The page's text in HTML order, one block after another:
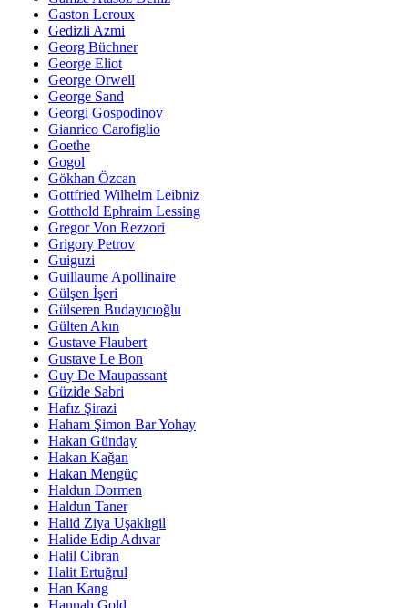
Gaston Leroux
Gedizli Azmi
Georg Büchner
George Eliot
George Orwell
George Sand
Georgi Gospodinov
Gianrico Carofiglio
Goethe
Gogol
Gökhan Özcan
Gottfried Wilhelm Leibniz
Gotthold Ephraim Lessing
Gregor Von Rezzori
Grigory Petrov
Guiguzi
Guillaume Apollinaire
Gülşen İşeri
Gülseren Budayıcıoğlu
Gülten Akın
Gustave Flaubert
Gustave Le Bon
Guy De Maupassant
Güzide Sabri
Hafız Şirazi
Haham Şimon Bar Yohay
Hakan Günday
Hakan Kağan
Hakan Mengüç
Haldun Dormen
Haldun Taner
Halid Ziya Uşaklıgil
Halide Edip Adıvar
Halil Cibran
Halit Ertuğrul
Han Kang